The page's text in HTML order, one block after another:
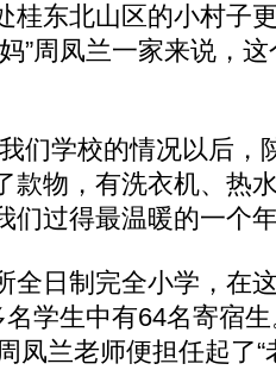
桂东北山区的小村子
”周凤兰一家来说，
学校的情况以后，
款物，有洗衣机、热
们过得最温暖的一个
日制完全小学，在
学生中有64名寄宿
凤兰老师便担任起了“